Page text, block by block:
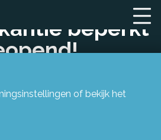
beperkt
of bekijk het